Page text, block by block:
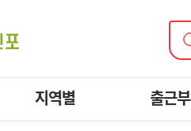
지역별 출근부